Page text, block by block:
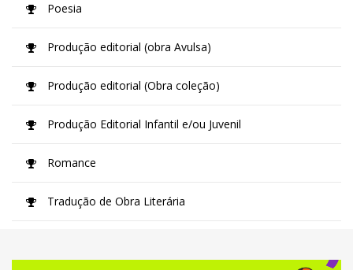
Poesia
Produção editorial (obra Avulsa)
Produção editorial (Obra coleção)
Produção Editorial Infantil e/ou Juvenil
Romance
Tradução de Obra Literária